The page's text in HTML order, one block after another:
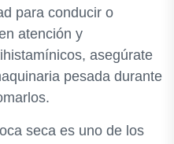
para conducir o
atención y
asegúrate
pesada durante
seca es uno de los